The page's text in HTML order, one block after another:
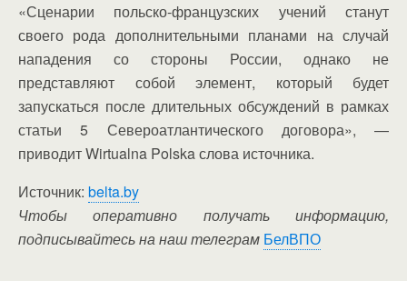
«Сценарии польско-французских учений станут
своего рода дополнительными планами на случай
нападения со стороны России, однако не
представляют собой элемент, который будет
запускаться после длительных обсуждений в рамках
статьи 5 Североатлантического договора», —
приводит Wirtualna Polska слова источника.
Источник: belta.by
Чтобы оперативно получать информацию,
подписывайтесь на наш телеграм БелВПО